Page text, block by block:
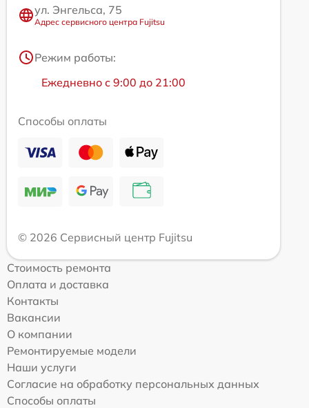
ул. Энгельса, 75
Адрес сервисного центра Fujitsu
Режим работы:
Ежедневно с 9:00 до 21:00
Способы оплаты
© 2026 Сервисный центр Fujitsu
Стоимость ремонта
Оплата и доставка
Контакты
Вакансии
О компании
Ремонтируемые модели
Наши услуги
Согласие на обработку персональных данных
Способы оплаты